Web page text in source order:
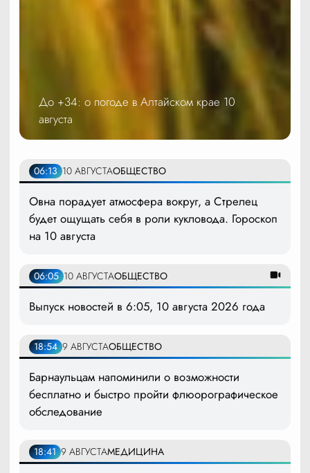
До +34: о погоде в Алтайском крае 10
августа
06:13 10 АВГУСТАОБЩЕСТВО
Овна порадует атмосфера вокруг, а Стрелец
будет ощущать себя в роли кукловода. Гороскоп
на 10 августа
06:05 10 АВГУСТАОБЩЕСТВО
Выпуск новостей в 6:05, 10 августа 2026 года
18:54 9 АВГУСТАОБЩЕСТВО
Барнаульцам напоминили о возможности
бесплатно и быстро пройти флюорографическое
обследование
18:41 9 АВГУСТАМЕДИЦИНА